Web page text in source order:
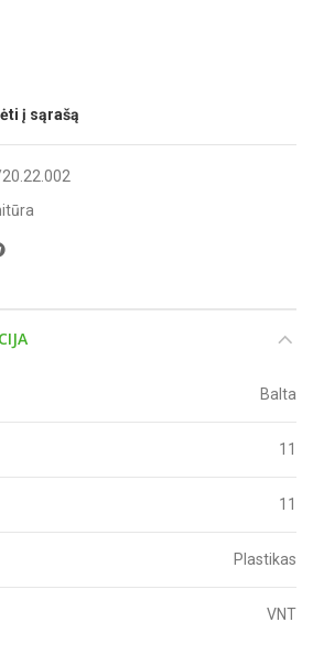
į sąrašą
Balta
11
11
Plastikas
VNT